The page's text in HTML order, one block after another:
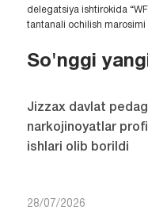
delegatsiya ishtirokida
tantanali ochilish marosimi
So'nggi
Jizzax davlat
narkojinoyatlar
ishlari olib borildi
28/07/2026